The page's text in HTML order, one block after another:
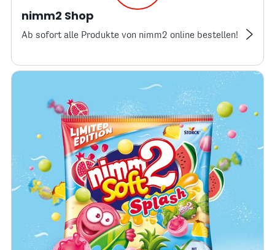
nimm2 Shop
Ab sofort alle Produkte von nimm2 online bestellen!